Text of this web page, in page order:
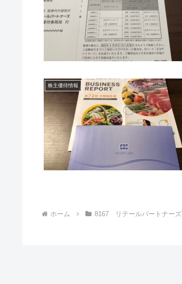
株主優待情報
ホーム 8167 リテールパートナーズ